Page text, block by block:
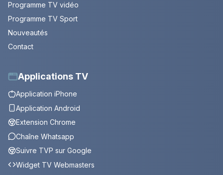
Programme TV vidéo
Programme TV Sport
Nouveautés
Contact
Applications TV
Application iPhone
Application Android
Extension Chrome
Chaîne Whatsapp
Suivre TVP sur Google
Widget TV Webmasters